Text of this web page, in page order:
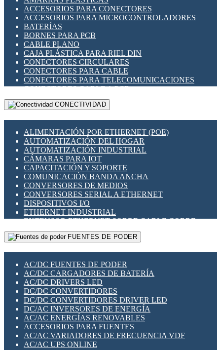
INDICADORES PARA PANEL
INTERFACES DE RELÉ
INTERRUPTORES FIN DE CARRERA
LLAVES CONMUTADORAS
MEDIDORES DE ENERGÍA Y TC'S DE CORRIENTE
MOTORES PASO A PASO
PANTALLAS HMI
PLC -CONTROLADORES LÓGICO PROGRAMABLES
PROGRAMADORES DE HORARIO
RELÉS DE PROTECCIÓN
SENSORES CAPACITIVOS
SENSORES INDUCTIVOS
TEMPORIZADORES
VARIACS
VARIADORES DE FRECUENCIA [VDF]
SECCIONADORES - INTERRUPTORES
MAQUINARIA
ACCESORIOS PARA CONECTORES
ACCESORIOS PARA MICROCONTROLADORES
BATERÍAS
BORNES PARA PCB
CABLE PLANO
CAJA PLÁSTICA PARA RIEL DIN
CONECTORES CIRCULARES
CONECTORES PARA CABLE
CONECTORES PARA TELECOMUNICACIONES
CONECTORES CABLE A PCB
CONECTORES PCB A CABLE
DIP SWITCHES
HERRAMIENTAS VARIAS
ILUMINACIÓN LED
INTERRUPTORES REED
INTERFACES DE RELÉ
OTROS RELÉS
PROTECCIÓN TÉRMICA
RELÉS AUTOMOTRICES
RELÉS DE SEÑAL
RELÉS DE ESTADO SÓLIDO SSR
RELÉS INDUSTRIALES
RELÉS MINIATURA DE POTENCIA
SENSORES MAGNÉTICOS
SWITCH Y MICROSWITCH
TARJETAS PI
UNIÓN Y DERIVACIÓN DE CABLE
CONECTIVIDAD
ALIMENTACIÓN POR ETHERNET (POE)
AUTOMATIZACIÓN DEL HOGAR
AUTOMATIZACIÓN INDUSTRIAL
CÁMARAS PARA IOT
CAPACITACIÓN Y SOPORTE
COMUNICACIÓN BANDA ANCHA
CONVERSORES DE MEDIOS
CONVERSORES SERIAL A ETHERNET
DISPOSITIVOS I/O
ETHERNET INDUSTRIAL
EXTENSOR ETHERNET SOBRE CABLE COBRE
GATEWAY LORAWAN
GESTIÓN DE REDES
PLACAS MODULARES IOT
SWITCHES Y REDES WIFI
SOLUCIONES IOT
SOLUCIONES LORAWAN
SOLUCIONES RED CELULAR
SEGURIDAD PARA REDES
SWITCHES LAN
TELEFONÍA IP (VOIP)
VIGILANCIA IP (CCTV)
MESHTASTIC
FUENTES DE PODER
AC/DC FUENTES DE PODER
AC/DC CARGADORES DE BATERÍA
AC/DC DRIVERS LED
DC/DC CONVERTIDORES
DC/DC CONVERTIDORES DRIVER LED
DC/AC INVERSORES DE ENERGÍA
AC/AC ENERGÍAS RENOVABLES
ACCESORIOS PARA FUENTES
AC/AC VARIADORES DE FRECUENCIA VDF
AC/AC UPS ONLINE